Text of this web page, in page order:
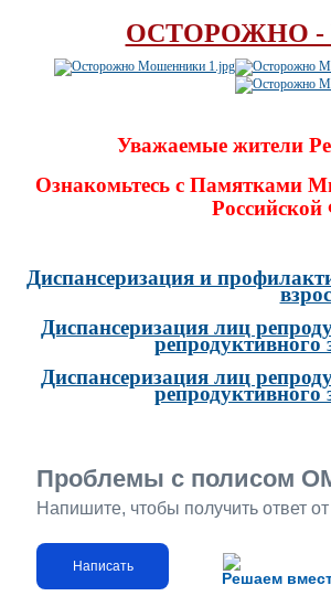
ОСТОРОЖНО
Уважаемые жители
Ознакомьтесь с Памятками
Диспансеризация и
Диспансеризация лиц
Диспансеризация лиц
Решаем
Проблемы с полисом
Напишите, чтобы получить ответ
Написать